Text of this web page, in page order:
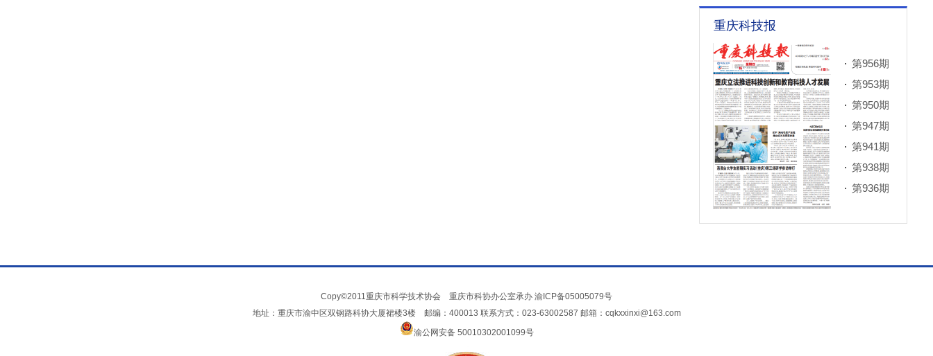
重庆科技报
第956期
第953期
第950期
第947期
第941期
第938期
第936期
Copy©2011重庆市科学技术协会 重庆市科协办公室承办 渝ICP备05005079号
地址：重庆市渝中区双钢路科协大厦裙楼3楼 邮编：400013 联系方式：023-63002587 邮箱：cqkxxinxi@163.com
渝公网安备 50010302001099号